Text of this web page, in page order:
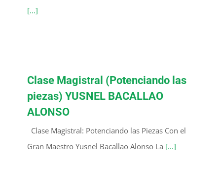
[...]
Clase Magistral (Potenciando las
piezas) YUSNEL BACALLAO
ALONSO
Clase Magistral: Potenciando las Piezas Con el
Gran Maestro Yusnel Bacallao Alonso La [...]